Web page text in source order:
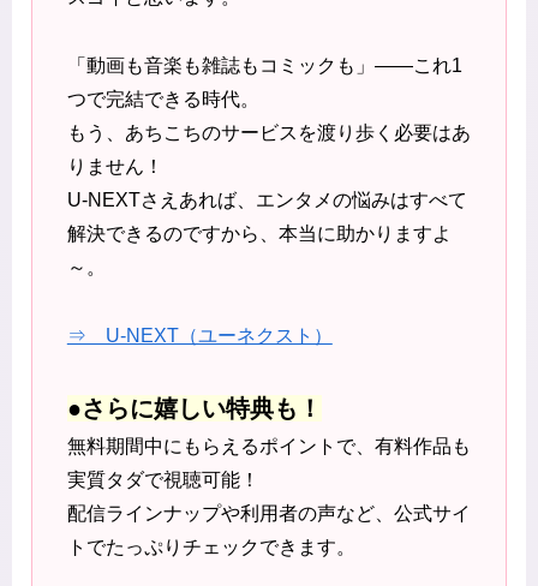
「動画も音楽も雑誌もコミックも」――これ1
つで完結できる時代。
もう、あちこちのサービスを渡り歩く必要はあ
りません！
U-NEXTさえあれば、エンタメの悩みはすべて
解決できるのですから、本当に助かりますよ
～。
⇒ U-NEXT（ユーネクスト）
●さらに嬉しい特典も！
無料期間中にもらえるポイントで、有料作品も
実質タダで視聴可能！
配信ラインナップや利用者の声など、公式サイ
トでたっぷりチェックできます。